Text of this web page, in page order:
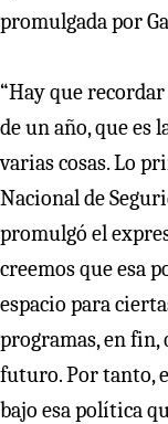
promulgada por
“Hay que recordar
de un año, que es
varias cosas. Lo
Nacional de
promulgó el
creemos que esa
espacio para
programas, en fin,
futuro. Por tanto,
bajo esa política